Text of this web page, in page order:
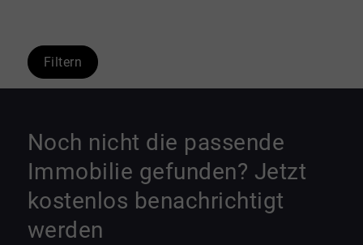
Filtern
Noch nicht die passende
Immobilie gefunden? Jetzt
kostenlos benachrichtigt
werden